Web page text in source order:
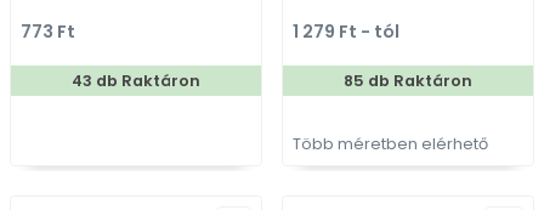
Porcelán - Porcelánnal
kombinált antikolt fém
bútorfogantyú
773 Ft
43 db Raktáron
bútorfogantyú
1 279 Ft - tól
85 db Raktáron
Több méretben elérhető